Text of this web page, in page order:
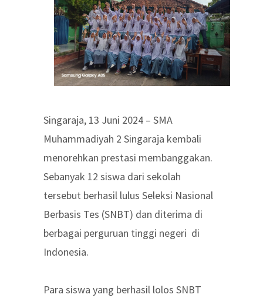
Singaraja, 13 Juni 2024 – SMA
Muhammadiyah 2 Singaraja kembali
menorehkan prestasi membanggakan.
Sebanyak 12 siswa dari sekolah
tersebut berhasil lulus Seleksi Nasional
Berbasis Tes (SNBT) dan diterima di
berbagai perguruan tinggi negeri di
Indonesia.
Para siswa yang berhasil lolos SNBT